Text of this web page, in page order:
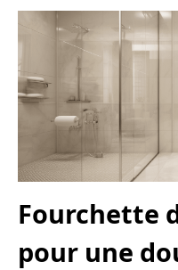
Fourchette
pour une